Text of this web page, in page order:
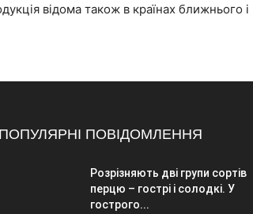
відома також в країнах ближнього і
ПОПУЛЯРНІ ПОВІДОМЛЕННЯ
Розрізняють дві групи сортів
перцю – гострі і солодкі. У
гострого...